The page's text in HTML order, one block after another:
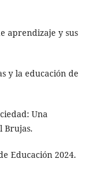
aprendizaje y sus
y la educación de
Una
Brujas.
Educación 2024.